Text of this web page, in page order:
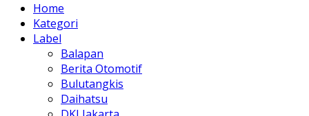
Home
Kategori
Label
Balapan
Berita Otomotif
Bulutangkis
Daihatsu